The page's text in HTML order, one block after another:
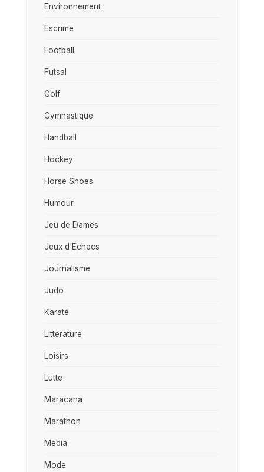
Environnement
Escrime
Football
Futsal
Golf
Gymnastique
Handball
Hockey
Horse Shoes
Humour
Jeu de Dames
Jeux d'Echecs
Journalisme
Judo
Karaté
Litterature
Loisirs
Lutte
Maracana
Marathon
Média
Mode